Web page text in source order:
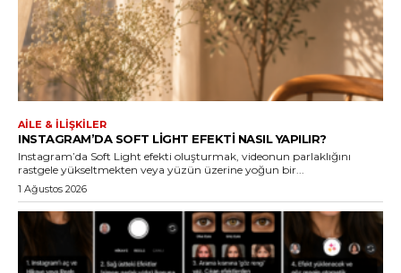
AILE & İLIŞKILER
INSTAGRAM’DA SOFT LIGHT EFEKTI NASIL YAPILIR?
Instagram’da Soft Light efekti oluşturmak, videonun parlaklığını
rastgele yükseltmekten veya yüzün üzerine yoğun bir...
1 Ağustos 2026